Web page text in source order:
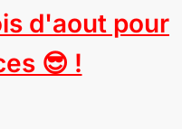
d'aout pour
😎 !